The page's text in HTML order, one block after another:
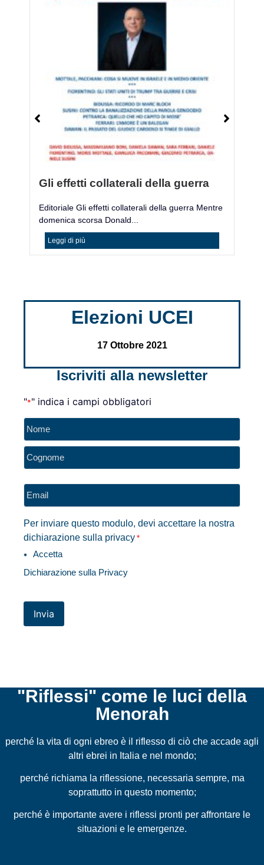
Gli effetti collaterali della guerra
Editoriale Gli effetti collaterali della guerra Mentre
domenica scorsa Donald...
Leggi di più
Elezioni UCEI
17 Ottobre 2021
Iscriviti alla newsletter
"*" indica i campi obbligatori
Nome
*
Email
*
Per inviare questo modulo, devi accettare la nostra
dichiarazione sulla privacy *
Accetta
Dichiarazione sulla Privacy
Invia
"Riflessi" come le luci della
Menorah
perché la vita di ogni ebreo è il riflesso di ciò che accade agli
altri ebrei in Italia e nel mondo;
perché richiama la riflessione, necessaria sempre, ma
soprattutto in questo momento;
perché è importante avere i riflessi pronti per affrontare le
situazioni e le emergenze.